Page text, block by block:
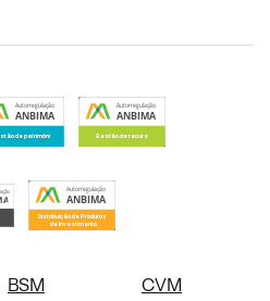
BSM
CVM